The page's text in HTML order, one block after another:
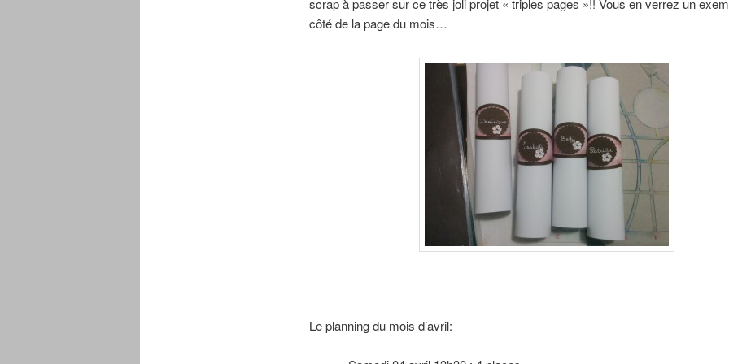
scrap à passer sur ce très joli projet « triples pages »!! Vous en verrez un
côté de la page du mois…
Le planning du mois d’avril: